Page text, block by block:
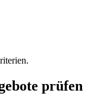
prüfen